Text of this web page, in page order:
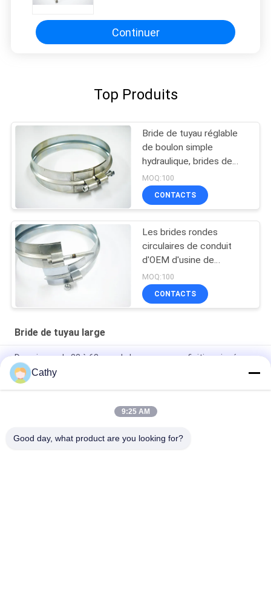
Continuer
Top Produits
Bride de tuyau réglable
de boulon simple
hydraulique, brides de
tuyau résistantes d'écrou
solide
MOQ:100
CONTACTS
Les brides rondes
circulaires de conduit
d'OEM d'usine de
meubles, sifflent les
colliers de la conduite
larges supplémentaires
MOQ:100
CONTACTS
Bride de tuyau large
Des pinces de 32 à 68 mm de large avec une finition zincée
résistante à la rouille et à la corrosion
Des pinces à vis avec finition zincée pour tuyaux larges
Des pinces de tuyaux larges / des pinces d'anneaux larges en
Cathy
9:25 AM
Good day, what product are you looking for?